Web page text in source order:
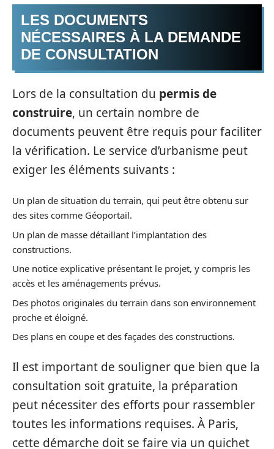
LES DOCUMENTS
NÉCESSAIRES À LA DEMANDE
DE CONSULTATION
Lors de la consultation du permis de
construire, un certain nombre de
documents peuvent être requis pour faciliter
la vérification. Le service d’urbanisme peut
exiger les éléments suivants :
Un plan de situation du terrain, qui peut être obtenu sur
des sites comme Géoportail.
Un plan de masse détaillant l’implantation des
constructions.
Une notice explicative présentant le projet, y compris les
accès et les aménagements prévus.
Des photos originales du terrain dans son environnement
proche et éloigné.
Des plans en coupe et des façades des constructions.
Il est important de souligner que bien que la
consultation soit gratuite, la préparation
peut nécessiter des efforts pour rassembler
toutes les informations requises. À Paris,
cette démarche doit se faire via un guichet